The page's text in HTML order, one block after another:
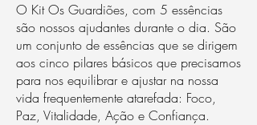
O Kit Os Guardiões, com 5 essências
são nossos ajudantes durante o dia. São
um conjunto de essências que se dirigem
aos cinco pilares básicos que precisamos
para nos equilibrar e ajustar na nossa
vida frequentemente atarefada: Foco,
Paz, Vitalidade, Ação e Confiança.